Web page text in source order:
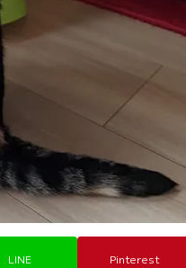
LINE Pinterest